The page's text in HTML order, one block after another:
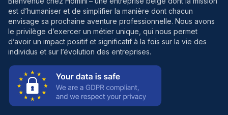
est d’humaniser et de simplifier la manière dont chacun
envisage sa prochaine aventure professionnelle. Nous avons
le privilège d’exercer un métier unique, qui nous permet
d’avoir un impact positif et significatif à la fois sur la vie des
individus et sur l’évolution des entreprises.